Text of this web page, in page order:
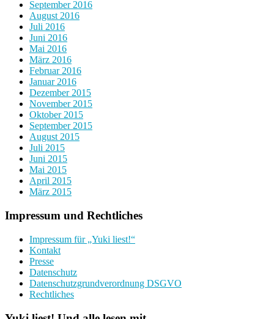
September 2016
August 2016
Juli 2016
Juni 2016
Mai 2016
März 2016
Februar 2016
Januar 2016
Dezember 2015
November 2015
Oktober 2015
September 2015
August 2015
Juli 2015
Juni 2015
Mai 2015
April 2015
März 2015
Impressum und Rechtliches
Impressum für „Yuki liest!“
Kontakt
Presse
Datenschutz
Datenschutzgrundverordnung DSGVO
Rechtliches